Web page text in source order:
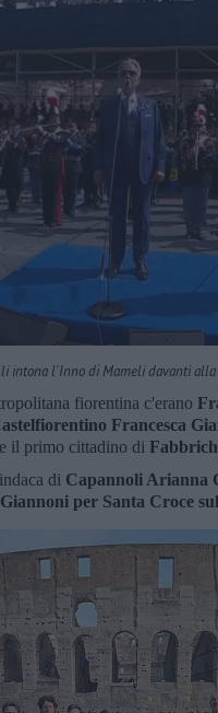
intona l'Inno di Mameli davanti
fiorentina c'erano
Francesca
e il primo cittadino di
di Capannoli Arianna
per Santa Croce